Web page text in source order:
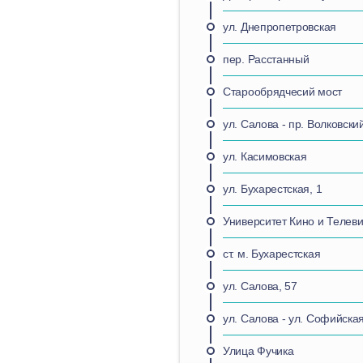
ул. Днепропетровская
пер. Расстанный
Старообрядчесий мост
ул. Салова - пр.
ул. Касимовская
ул. Бухарестская, 1
Университет Кино и
ст. м. Бухарестская
ул. Салова, 57
ул. Салова - ул. Софийская
Улица Фучика